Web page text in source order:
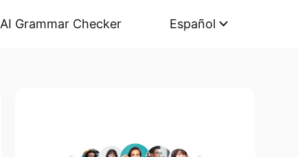
AI Grammar Checker Español